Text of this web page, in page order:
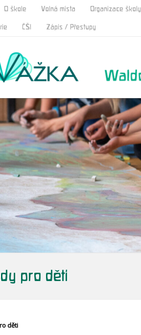
O škole Volná místa Organizace školy
ČŠI Zápis / Přestupy
pro děti
děti